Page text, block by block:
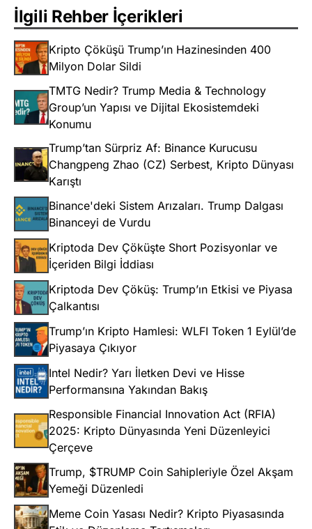
İlgili Rehber İçerikleri
Kripto Çöküşü Trump’ın Hazinesinden 400
Milyon Dolar Sildi
TMTG Nedir? Trump Media & Technology
Group’un Yapısı ve Dijital Ekosistemdeki
Konumu
Trump’tan Sürpriz Af: Binance Kurucusu
Changpeng Zhao (CZ) Serbest, Kripto Dünyası
Karıştı
Binance'deki Sistem Arızaları. Trump Dalgası
Binanceyi de Vurdu
Kriptoda Dev Çöküşte Short Pozisyonlar ve
İçeriden Bilgi İddiası
Kriptoda Dev Çöküş: Trump’ın Etkisi ve Piyasa
Çalkantısı
Trump’ın Kripto Hamlesi: WLFI Token 1 Eylül’de
Piyasaya Çıkıyor
Intel Nedir? Yarı İletken Devi ve Hisse
Performansına Yakından Bakış
Responsible Financial Innovation Act (RFIA)
2025: Kripto Dünyasında Yeni Düzenleyici
Çerçeve
Trump, $TRUMP Coin Sahipleriyle Özel Akşam
Yemeği Düzenledi
Meme Coin Yasası Nedir? Kripto Piyasasında